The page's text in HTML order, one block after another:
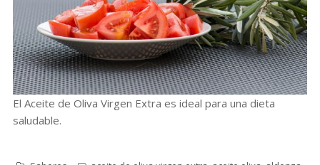
El Aceite de Oliva Virgen Extra es ideal para una dieta
saludable.